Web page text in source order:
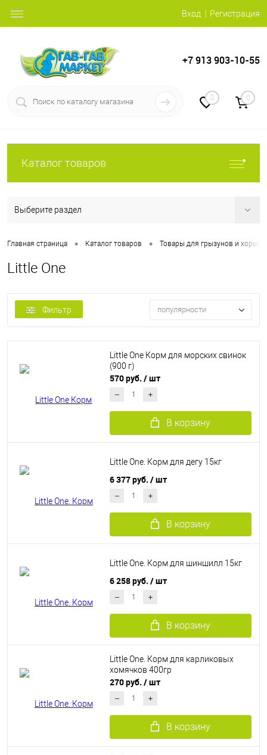
Вход Регистрация
+7 913 903-10-55
0 0
Каталог товаров
Выберите раздел
Главная страница • Каталог товаров • Товары для грызунов и
Little One
Фильтр популярности
Little One Корм для морских свинок
(900 г)
570 руб. / шт
В корзину
Little One. Корм для дегу 15кг
6 377 руб. / шт
В корзину
Little One. Корм для шиншилл 15кг
6 258 руб. / шт
В корзину
Little One. Корм для карликовых
хомячков 400гр
270 руб. / шт
В корзину